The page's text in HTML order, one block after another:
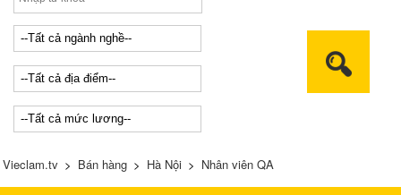
Vieclam.tv > Bán hàng > Hà Nội > Nhân viên QA